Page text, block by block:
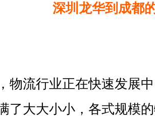
深圳龙华到成都
物流行业正在快速发展
了大大小小，各式规模